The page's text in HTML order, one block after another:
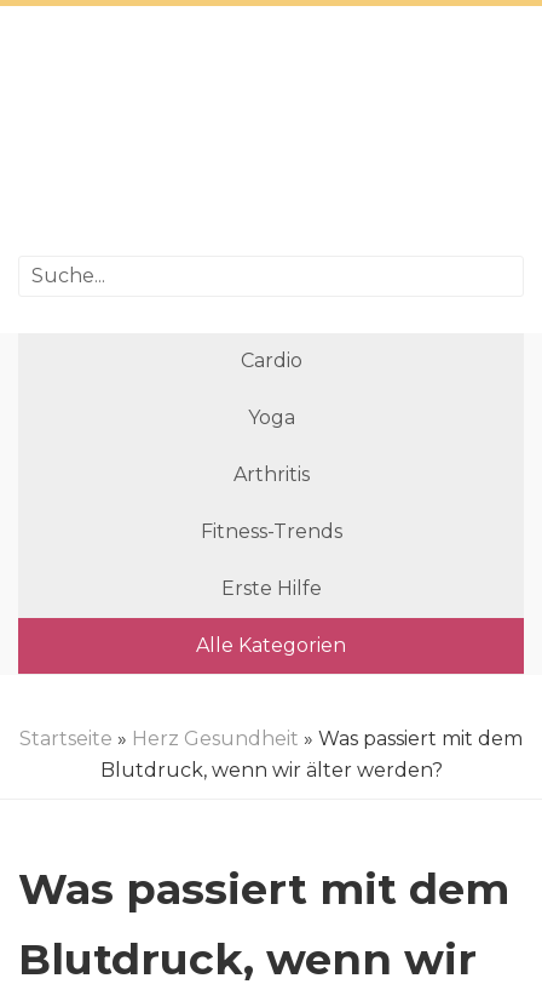
Cardio
Yoga
Arthritis
Fitness-Trends
Erste Hilfe
Alle Kategorien
Startseite » Herz Gesundheit » Was passiert mit dem
Blutdruck, wenn wir älter werden?
Was passiert mit dem
Blutdruck, wenn wir